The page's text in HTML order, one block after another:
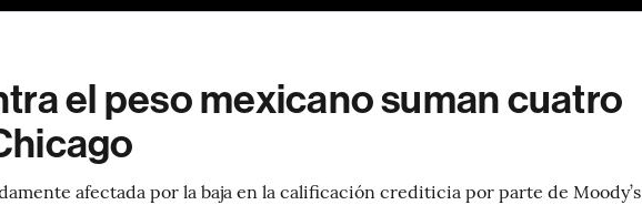
el peso mexicano suman cuatro
afectada por la baja en la calificación crediticia por parte de Moody’s